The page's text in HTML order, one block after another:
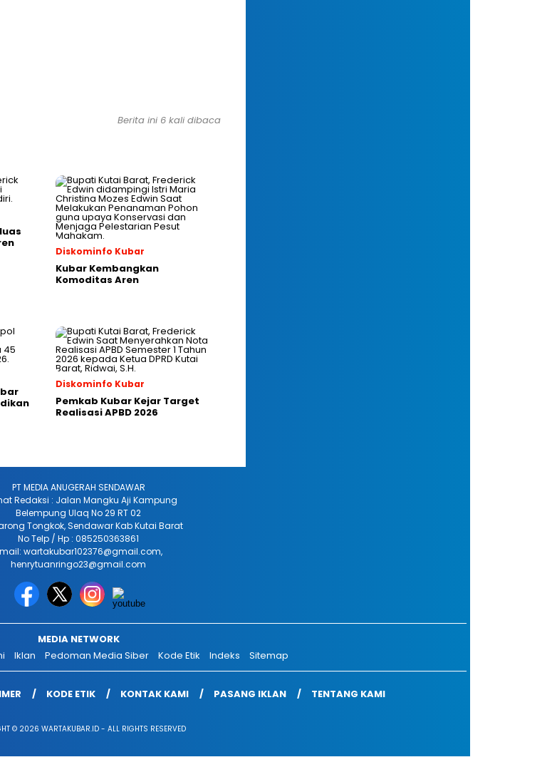
Berita ini 6 kali dibaca
Diskominfo Kubar
Kubar Kembangkan
Komoditas Aren
Diskominfo Kubar
Pemkab Kubar Kejar Target
Realisasi APBD 2026
PT MEDIA ANUGERAH SENDAWAR
Redaksi : Jalan Mangku Aji Kampung
Belempung Ulaq No 29 RT 02
Tongkok, Sendawar Kab Kutai Barat
No Telp / Hp : 085250363861
wartakubar102376@gmail.com,
henrytuanringo23@gmail.com
MEDIA NETWORK
Iklan Pedoman Media Siber Kode Etik Indeks Sitemap
KODE ETIK KONTAK KAMI PASANG IKLAN TENTANG KAMI
© 2026 WARTAKUBAR.ID - ALL RIGHTS RESERVED